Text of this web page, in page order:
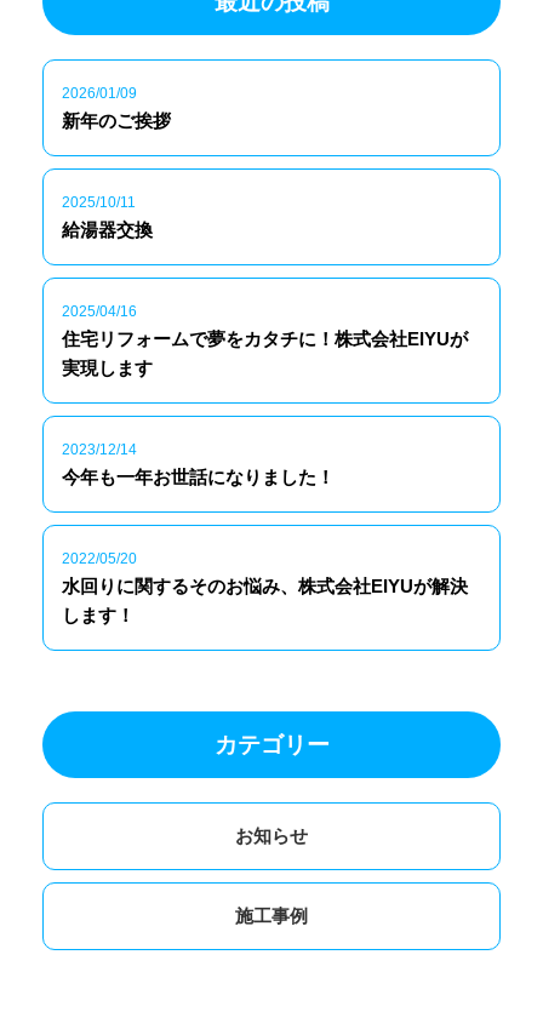
2026/01/09
新年のご挨拶
2025/10/11
給湯器交換
2025/04/16
住宅リフォームで夢をカタチに！株式会社EIYUが
実現します
2023/12/14
今年も一年お世話になりました！
2022/05/20
水回りに関するそのお悩み、株式会社EIYUが解決
します！
カテゴリー
お知らせ
施工事例